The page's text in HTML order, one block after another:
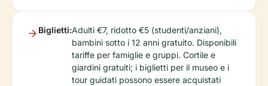
Biglietti:Adulti €7, ridotto €5 (studenti/anziani),
bambini sotto i 12 anni gratuito. Disponibili
tariffe per famiglie e gruppi. Cortile e
giardini gratuiti; i biglietti per il museo e i
tour guidati possono essere acquistati